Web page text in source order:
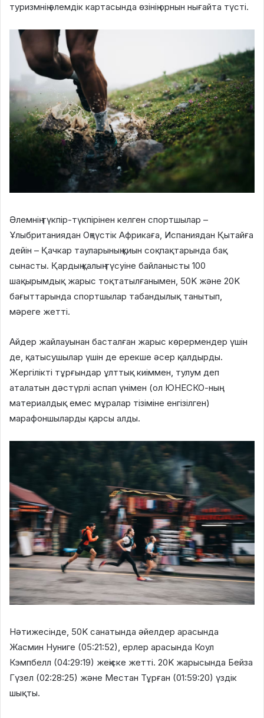
туризмнің әлемдік картасында өзінің орнын нығайта түсті.
Әлемнің түкпір-түкпірінен келген спортшылар –
Ұлыбританиядан Оңтүстік Африкаға, Испаниядан Қытайға
дейін – Қачкар тауларының қиын соқпақтарында бақ
сынасты. Қардың қалың түсуіне байланысты 100
шақырымдық жарыс тоқтатылғанымен, 50K және 20K
бағыттарында спортшылар табандылық танытып,
мәреге жетті.
Айдер жайлауынан басталған жарыс көрермендер үшін
де, қатысушылар үшін де ерекше әсер қалдырды.
Жергілікті тұрғындар ұлттық киіммен, тулум деп
аталатын дәстүрлі аспап үнімен (ол ЮНЕСКО-ның
материалдық емес мұралар тізіміне енгізілген)
марафоншыларды қарсы алды.
Нәтижесінде, 50K санатында әйелдер арасында
Жасмин Нуниге (05:21:52), ерлер арасында Коул
Кэмпбелл (04:29:19) жеңіске жетті. 20K жарысында Бейза
Гүзел (02:28:25) және Местан Тұрған (01:59:20) үздік
шықты.